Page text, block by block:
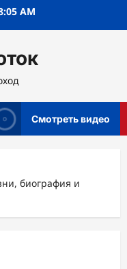
AM
Смотреть видео
биография и